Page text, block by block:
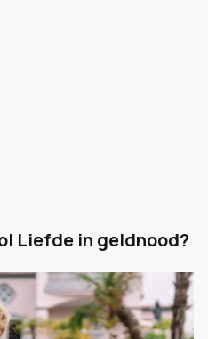
Liefde in geldnood?